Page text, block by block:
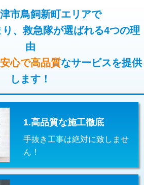
㎝まで） 27,500円
㎝超え） 38,500円
処理・清掃・修
など（軽作業）
11,000円
処理・清掃・修
など（中作業）
処理・清掃・修
22,000円+材料費
付・デッキ
壁付・デッキ
市鳥飼新町エリアで
り、救急隊が選ばれる4つの理
由
心で高品質なサービスを提供
します！
1.高品質な施工徹底
手抜き工事は絶対に致しませ
ん！